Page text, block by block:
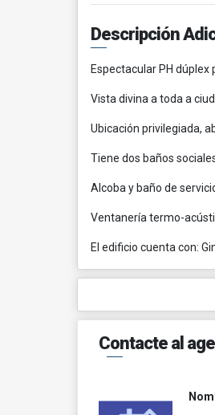
Descripción
Espectacular PH dúplex
Vista divina a toda a
Ubicación privilegiada,
Tiene dos baños
Alcoba y baño de
Ventanería termo-
El edificio cuenta con:
Contacte al